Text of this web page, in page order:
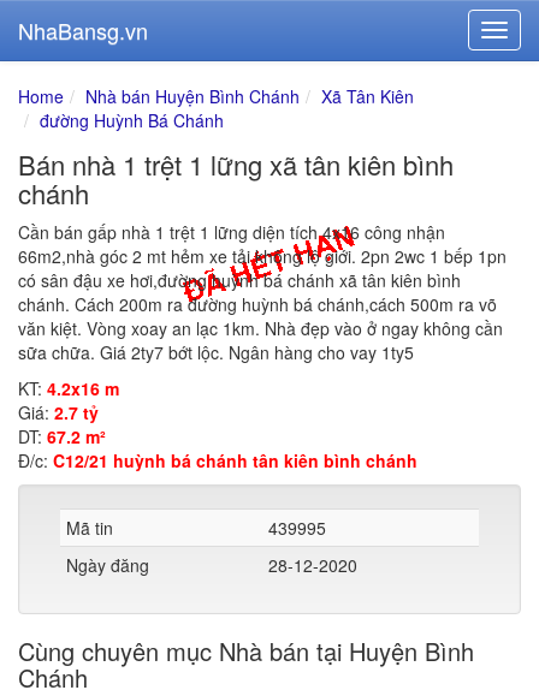
NhaBansg.vn
Home Nhà bán Huyện Bình Chánh
Xã Tân Kiên
đường Huỳnh Bá Chánh
Bán nhà 1 trệt 1 lững xã tân kiên bình
chánh
Cần bán gấp nhà 1 trệt 1 lững diện tích 4x16 công nhận
66m2,nhà góc 2 mt hẻm xe tải không lộ giới. 2pn 2wc 1 bếp 1pn
có sân đậu xe hơi,đường huỳnh bá chánh xã tân kiên bình
chánh. Cách 200m ra đường huỳnh bá chánh,cách 500m ra võ
văn kiệt. Vòng xoay an lạc 1km. Nhà đẹp vào ở ngay không cần
sữa chữa. Giá 2ty7 bớt lộc. Ngân hàng cho vay 1ty5
KT: 4.2x16 m
Giá: 2.7 tỷ
DT: 67.2 m²
Đ/c: C12/21 huỳnh bá chánh tân kiên bình chánh
Mã tin
439995
Ngày đăng
28-12-2020
Cùng chuyên mục Nhà bán tại Huyện Bình
Chánh